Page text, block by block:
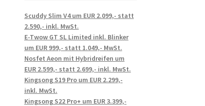
Scuddy Slim V4 um EUR 2.099,- statt
2.590,- inkl. MwSt.
E-Twow GT SL Limited inkl. Blinker
um EUR 999,- statt 1.049,- MwSt.
Nosfet Aeon mit Hybridreifen um
EUR 2.599,- statt 2.699,- inkl. MwSt.
Kingsong S19 Pro um EUR 2.299,-
inkl. MwSt.
Kingsong S22 Pro+ um EUR 3.399,-